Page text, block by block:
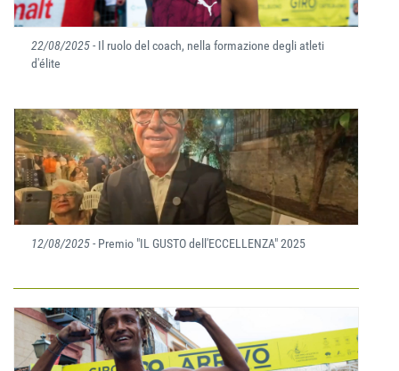
22/08/2025- Il ruolo del coach, nella formazione degli atleti
d'élite
12/08/2025- Premio "IL GUSTO dell'ECCELLENZA" 2025